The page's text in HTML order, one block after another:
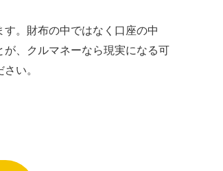
。財布の中ではなく口座の中
、クルマネーなら現実になる可
い。